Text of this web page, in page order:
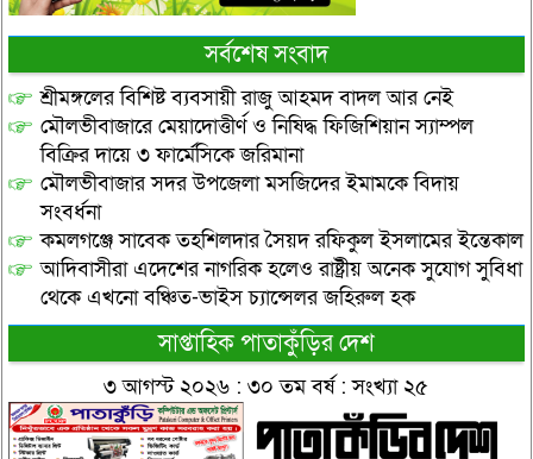
সর্বশেষ সংবাদ
শ্রীমঙ্গলের বিশিষ্ট ব্যবসায়ী রাজু আহমদ বাদল আর নেই
মৌলভীবাজারে মেয়াদোত্তীর্ণ ও নিষিদ্ধ ফিজিশিয়ান স্যাম্পল
বিক্রির দায়ে ৩ ফার্মেসিকে জরিমানা
মৌলভীবাজার সদর উপজেলা মসজিদের ইমামকে বিদায়
সংবর্ধনা
কমলগঞ্জে সাবেক তহশিলদার সৈয়দ রফিকুল ইসলামের ইন্তেকাল
আদিবাসীরা এদেশের নাগরিক হলেও রাষ্ট্রীয় অনেক সুযোগ সুবিধা
থেকে এখনো বঞ্চিত-ভাইস চ্যান্সেলর জহিরুল হক
সাপ্তাহিক পাতাকুঁড়ির দেশ
৩ আগস্ট ২০২৬ : ৩০ তম বর্ষ : সংখ্যা ২৫